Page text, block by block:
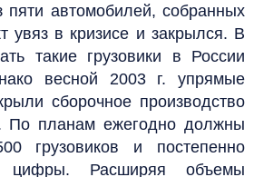
пяти автомобилей, собранных
увяз в кризисе и закрылся. В
такие грузовики в России
весной 2003 г. упрямые
сборочное производство
По планам ежегодно должны
грузовиков и постепенно
Расширяя объемы